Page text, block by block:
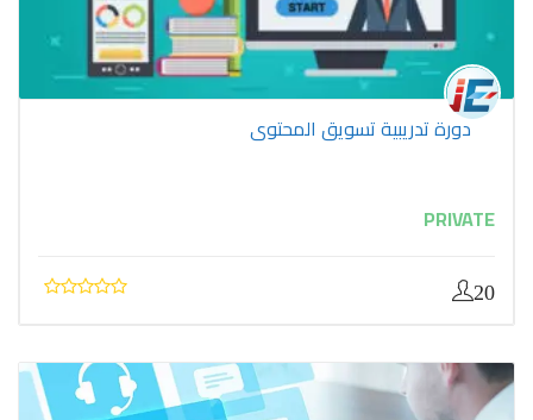
دورة تدريبية تسويق المحتوى
PRIVATE
20